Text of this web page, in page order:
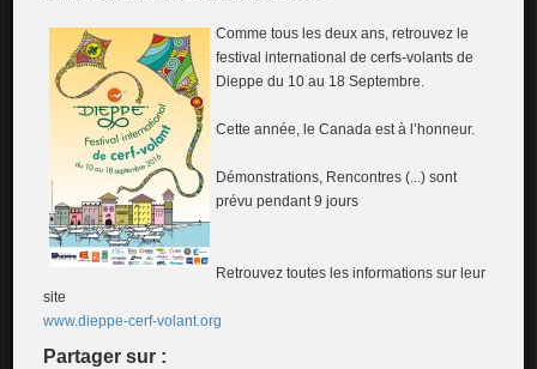
Comme tous les deux ans, retrouvez le
festival international de cerfs-volants de
Dieppe du 10 au 18 Septembre.
Cette année, le Canada est à l’honneur.
Démonstrations, Rencontres (...) sont
prévu pendant 9 jours
Retrouvez toutes les informations sur leur
site
www.dieppe-cerf-volant.org
Partager sur :